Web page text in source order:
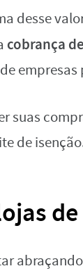
desse
cobrança
suas
de